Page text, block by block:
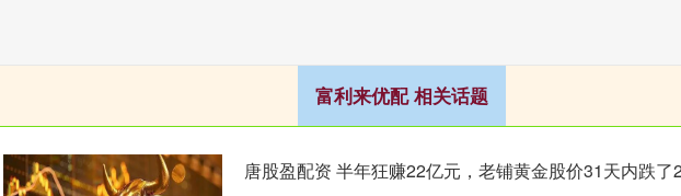
富利来优配 相关话题
唐股盈配资 半年狂赚22亿元，老铺黄金股价31天内跌了